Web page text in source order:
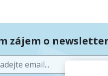
zájem o